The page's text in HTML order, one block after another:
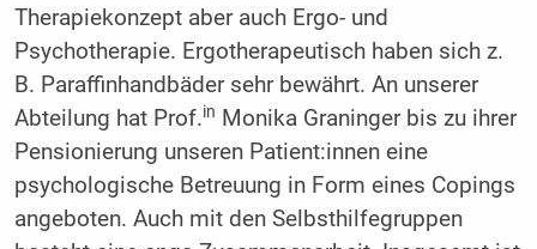
Therapiekonzept aber auch Ergo- und
Psychotherapie. Ergotherapeutisch haben sich z.
B. Paraffinhandbäder sehr bewährt. An unserer
Abteilung hat Prof.in Monika Graninger bis zu ihrer
Pensionierung unseren Patient:innen eine
psychologische Betreuung in Form eines Copings
angeboten. Auch mit den Selbsthilfegruppen